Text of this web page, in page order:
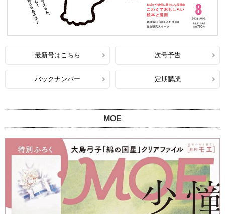
最新号はこちら 次号予告
バックナンバー 定期購読
MOE